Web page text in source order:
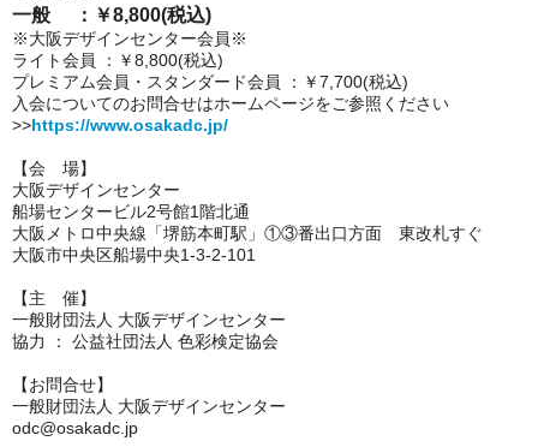
一般 ：￥8,800(税込)
※大阪デザインセンター会員※
ライト会員 ：￥8,800(税込)
プレミアム会員・スタンダード会員 ：￥7,700(税込)
入会についてのお問合せはホームページをご参照ください
>>https://www.osakadc.jp/
【会 場】
大阪デザインセンター
船場センタービル2号館1階北通
大阪メトロ中央線「堺筋本町駅」①③番出口方面 東改札すぐ
大阪市中央区船場中央1-3-2-101
【主 催】
一般財団法人 大阪デザインセンター
協力 ： 公益社団法人 色彩検定協会
【お問合せ】
一般財団法人 大阪デザインセンター
odc@osakadc.jp